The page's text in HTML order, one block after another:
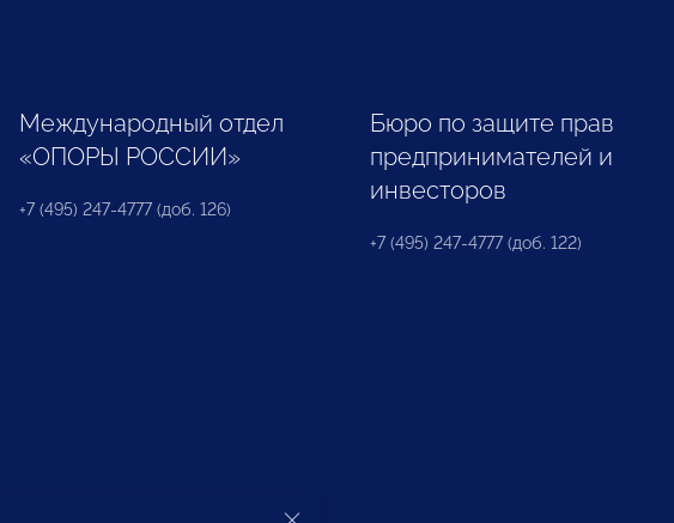
Международный отдел
«ОПОРЫ РОССИИ»
+7 (495) 247-4777 (доб. 126)
Бюро по защите прав
предпринимателей и
инвесторов
+7 (495) 247-4777 (доб. 122)